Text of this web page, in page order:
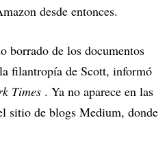
desde entonces.
borrado de los documentos
filantropía de Scott, informó
Times . Ya no aparece en las
sitio de blogs Medium, donde